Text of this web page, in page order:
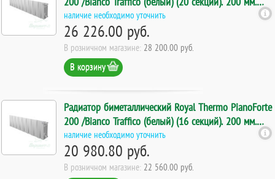
Код 27019
наличие необходимо уточнить
26 226.00 руб.
В розничном магазине: 28 200.00 руб.
В корзину
Радиатор биметаллический Royal Thermo PianoForte
200 /Bianco Traffico (белый) (16 секций). 200 мм.
Код 27018
наличие необходимо уточнить
20 980.80 руб.
В розничном магазине: 22 560.00 руб.